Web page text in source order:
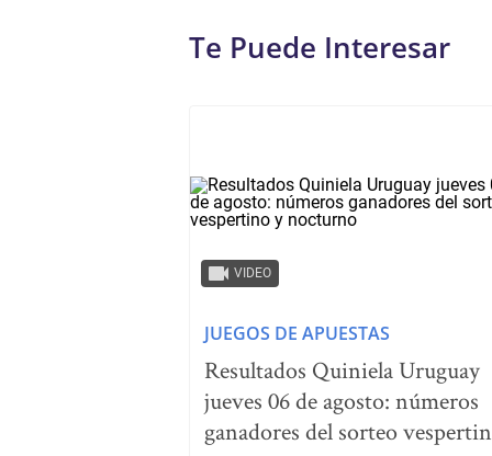
Te Puede Interesar
VIDEO
JUEGOS DE APUESTAS
Resultados Quiniela Uruguay
jueves 06 de agosto: números
ganadores del sorteo